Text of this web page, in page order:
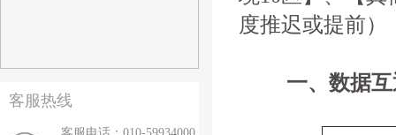
客服热线
度推迟或提前）
一、数据